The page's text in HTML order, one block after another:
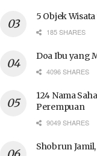
5 Objek
185 SHARES
Doa Ibu yang
4096 SHARES
124 Nama
Perempuan
9049 SHARES
Shobrun